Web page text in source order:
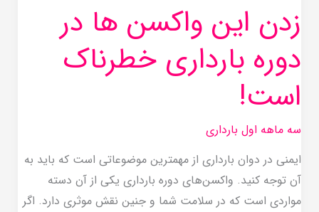
زدن این واکسن ها در
دوره بارداری خطرناک
است!
سه ماهه اول بارداری
ایمنی در دوان بارداری از مهمترین موضوعاتی است که باید به
آن توجه کنید. واکسن‌های دوره بارداری یکی از آن دسته
مواردی است که در سلامت شما و جنین نقش موثری دارد. اگر